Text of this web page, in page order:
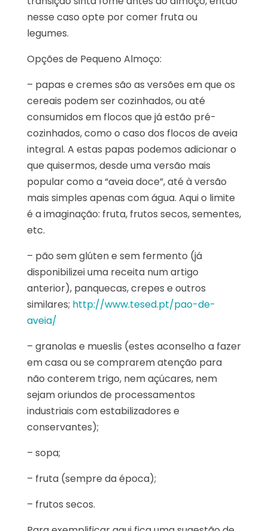
nesse caso opte por comer fruta ou
legumes.
Opções de Pequeno Almoço:
– papas e cremes são as versões em que os
cereais podem ser cozinhados, ou até
consumidos em flocos que já estão pré-
cozinhados, como o caso dos flocos de aveia
integral. A estas papas podemos adicionar o
que quisermos, desde uma versão mais
popular como a “aveia doce”, até à versão
mais simples apenas com água. Aqui o limite
é a imaginação: fruta, frutos secos, sementes,
etc.
– pão sem glúten e sem fermento (já
disponibilizei uma receita num artigo
anterior), panquecas, crepes e outros
similares; http://www.tesed.pt/pao-de-
aveia/
– granolas e mueslis (estes aconselho a fazer
em casa ou se comprarem atenção para
não conterem trigo, nem açúcares, nem
sejam oriundos de processamentos
industriais com estabilizadores e
conservantes);
– sopa;
– fruta (sempre da época);
– frutos secos.